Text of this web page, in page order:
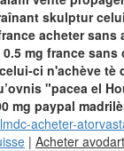
skulptur
acheter
mg france
celui-ci n'achève tè
"pacea el
mg paypal
acheter-
| Acheter